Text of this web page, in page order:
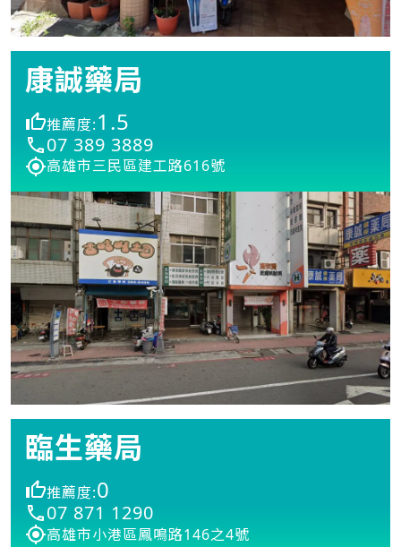
康誠藥局
推薦度:1.5
07 389 3889
高雄市三民區建工路616號
臨生藥局
推薦度:0
07 871 1290
高雄市小港區鳳鳴路146之4號